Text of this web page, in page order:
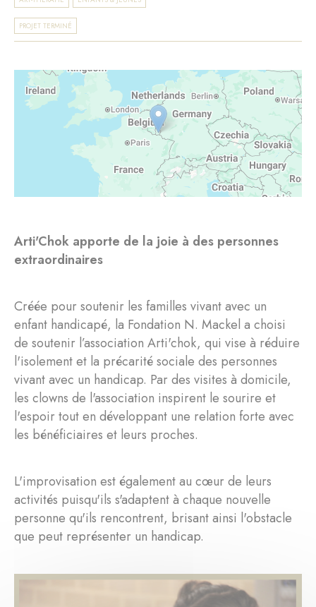
PROJET TERMINÉ
Arti'Chok apporte de la joie à des personnes
extraordinaires
Créée pour soutenir les familles vivant avec un
enfant handicapé, la Fondation N. Mackel a choisi
de soutenir l’association Arti'chok, qui vise à réduire
l'isolement et la précarité sociale des personnes
vivant avec un handicap. Par des visites à domicile,
les clowns de l'association inspirent le sourire et
l'espoir tout en développant une relation forte avec
les bénéficiaires et leurs proches.
L'improvisation est également au cœur de leurs
activités puisqu'ils s'adaptent à chaque nouvelle
personne qu'ils rencontrent, brisant ainsi l'obstacle
que peut représenter un handicap.